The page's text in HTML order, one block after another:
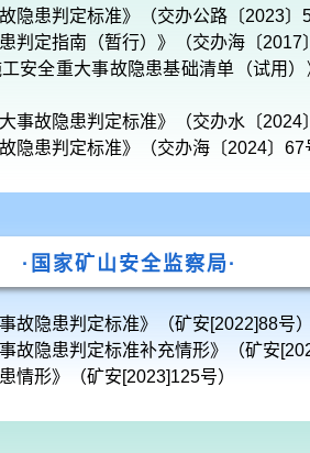
隐患判定标准》（交办公路〔2023〕
判定指南（暂行）》（交办海〔2017
工安全重大事故隐患基础清单（试用
事故隐患判定标准》（交办水〔2024
隐患判定标准》（交办海〔2024〕67
·国家矿山安全监察局·
故隐患判定标准》（矿安[2022]88号）
故隐患判定标准补充情形》（矿安
情形》（矿安[2023]125号）